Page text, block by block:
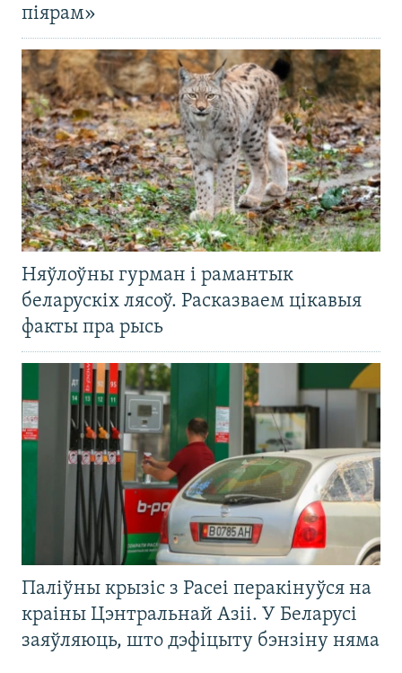
піярам»
Няўлоўны гурман і рамантык
беларускіх лясоў. Расказваем цікавыя
факты пра рысь
Паліўны крызіс з Расеі перакінуўся на
краіны Цэнтральнай Азіі. У Беларусі
заяўляюць, што дэфіцыту бэнзіну няма